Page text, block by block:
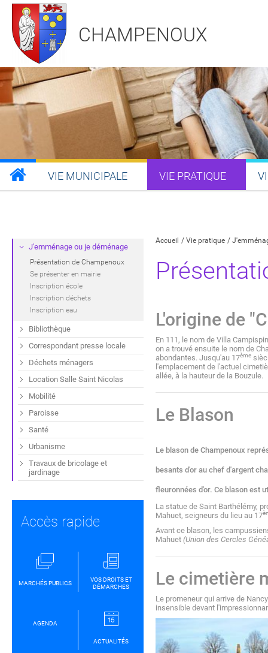
CHAMPENOUX
VIE MUNICIPALE VIE PRATIQUE
Accueil Vie pratique
L'origine de
En 111, le nom de Villa
on a trouvé ensuite le nom de
abondantes. Jusqu'au 17ème
l'emplacement de l'actuel
allée, à la hauteur de la Bouzule.
Le Blason
Le blason de Champenoux
besants d'or au chef d'argent
fleuronnées d'or. Ce blason est
La statue de Saint Barthélémy,
Mahuet, seigneurs du lieu au 17
Avant ce blason, les
Mahuet (Union des Cercles
Le cimetière
Le promeneur qui arrive de
insensible devant
J'emménage ou je déménage
Présentation de Champenoux
Se présenter en mairie
Inscription école
Inscription déchets
Inscription eau
Bibliothèque
Correspondant presse locale
Déchets ménagers
Location Salle Saint Nicolas
Mobilité
Paroisse
Santé
Urbanisme
Travaux de bricolage et
jardinage
Accès rapide
MARCHÉS PUBLICS
VOS DROITS ET
DÉMARCHES
AGENDA
ACTUALITÉS